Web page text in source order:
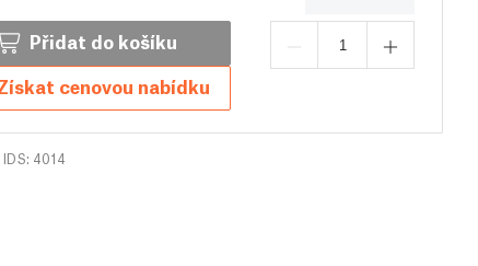
Přidat do košíku
cenovou nabídku
IDS: 4014